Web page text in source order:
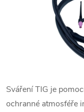
SvářeníTIG je
ochranné atmosféře